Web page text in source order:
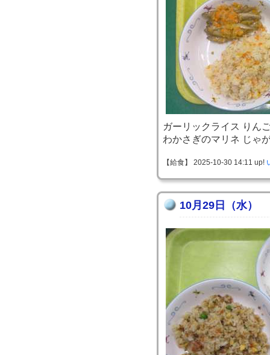
ガーリックライス りん
わかさぎのマリネ じゃ
【給食】 2025-10-30 14:11 up!
10月29日（水）